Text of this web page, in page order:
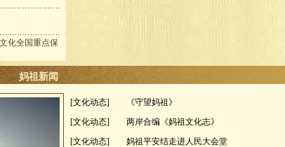
化全国重点保
妈祖新闻
[文化动态] 《守望妈祖》
[文化动态]
两岸合编《妈祖文化志》
[文化动态]
妈祖平安结走进人民大会堂